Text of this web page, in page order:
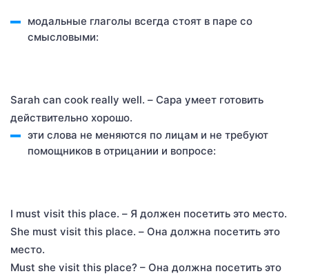
модальные глаголы всегда стоят в паре со
смысловыми:
Sarah can cook really well. – Сара умеет готовить
действительно хорошо.
эти слова не меняются по лицам и не требуют
помощников в отрицании и вопросе:
I must visit this place. – Я должен посетить это место.
She must visit this place. – Она должна посетить это
место.
Must she visit this place? – Она должна посетить это